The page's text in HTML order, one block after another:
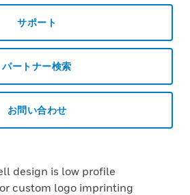
サポート
パートナー検索
お問い合わせ
design is low profile
custom logo imprinting